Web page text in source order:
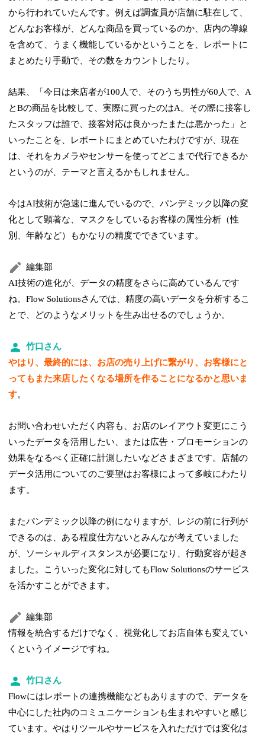
から行われていたんです。例えば調査員が店舗に駐在して、
どんなお客様が、どんな商品を買っているのか、店内の導線
を含めて、うまく機能しているかということを、レポートに
まとめたり手動で、その数をカウントしたり。
結果、「今日は来店者が100人で、そのうち男性が60人で、A
とBの商品を比較して、実際に買ったのはA。その際に接客し
たスタッフは誰で、接客対応は良かったまたは悪かった」と
いったことを、レポートにまとめていたわけですが、現在
は、それをカメラやセンサーを使ってどこまで代行できるか
というのが、テーマと言えるかもしれません。
今はAI技術が急速に進んでいるので、パンデミック以降の変
化として顕著な、マスクをしているお客様の属性分析（性
別、年齢など）もかなりの精度でできています。
編集部
AI技術の進化が、データの精度をさらに高めているんです
ね。Flow Solutionsさんでは、精度の高いデータを分析するこ
とで、どのようなメリットを生み出せるのでしょうか。
竹口さん
やはり、最終的には、お店の売り上げに繋がり、お客様にと
ってもまた来店したくなる場所を作ることになるかと思いま
す。
お問い合わせいただく内容も、お店のレイアウト変更にこう
いったデータを活用したい、または広告・プロモーションの
効果をなるべく正確に計測したいなどさまざまです。店舗の
データ活用についてのご要望はお客様によって多岐にわたり
ます。
またパンデミック以降の例になりますが、レジの前に行列が
できるのは、ある程度仕方ないとみんなが考えていました
が、ソーシャルディスタンスが必要になり、行動変容が起き
ました。こういった変化に対してもFlow Solutionsのサービス
を活かすことができます。
編集部
情報を統合するだけでなく、視覚化してお店自体も変えてい
くというイメージですね。
竹口さん
Flowにはレポートの連携機能などもありますので、データを
中心にした社内のコミュニケーションも生まれやすいと感じ
ています。やはりツールやサービスを入れただけでは変化は